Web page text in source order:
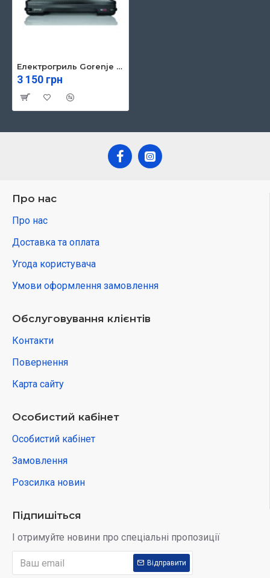
Електрогриль Gorenje TG2000LCB
3 150 грн
Про нас
Про нас
Доставка та оплата
Угода користувача
Умови оформлення замовлення
Обслуговування клієнтів
Контакти
Повернення
Карта сайту
Особистий кабінет
Особистий кабінет
Замовлення
Розсилка новин
Підпишіться
І отримуйте новини про спеціальні пропозиції
Відправити